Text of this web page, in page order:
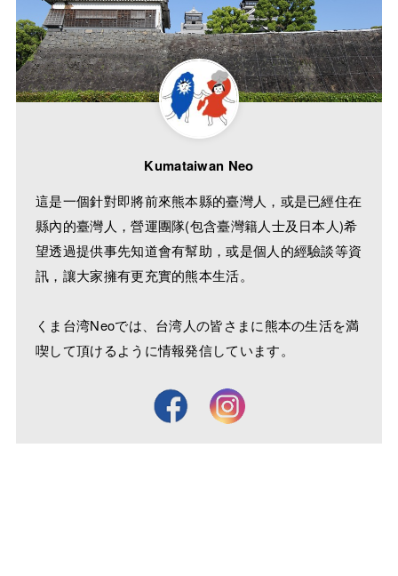
Kumataiwan Neo
這是一個針對即將前來熊本縣的臺灣人，或是已經住在
縣內的臺灣人，營運團隊(包含臺灣籍人士及日本人)希
望透過提供事先知道會有幫助，或是個人的經驗談等資
訊，讓大家擁有更充實的熊本生活。
くま台湾Neoでは、台湾人の皆さまに熊本の生活を満
喫して頂けるように情報発信しています。